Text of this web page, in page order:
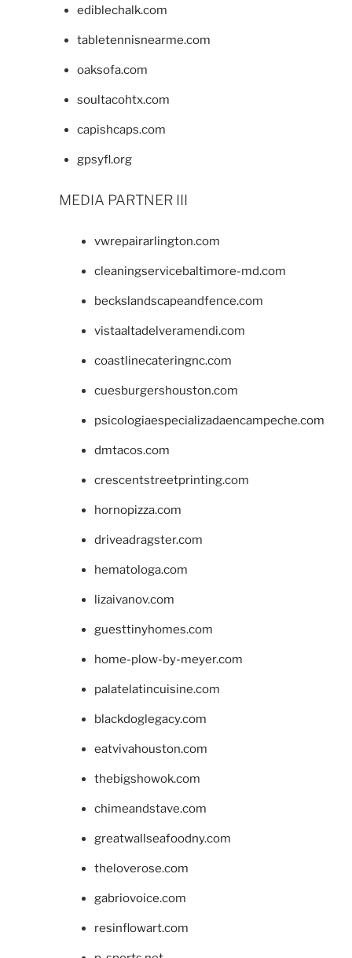
ediblechalk.com
tabletennisnearme.com
oaksofa.com
soultacohtx.com
capishcaps.com
gpsyfl.org
MEDIA PARTNER III
vwrepairarlington.com
cleaningservicebaltimore-md.com
beckslandscapeandfence.com
vistaaltadelveramendi.com
coastlinecateringnc.com
cuesburgershouston.com
psicologiaespecializadaencampeche.com
dmtacos.com
crescentstreetprinting.com
hornopizza.com
driveadragster.com
hematologa.com
lizaivanov.com
guesttinyhomes.com
home-plow-by-meyer.com
palatelatincuisine.com
blackdoglegacy.com
eatvivahouston.com
thebigshowok.com
chimeandstave.com
greatwallseafoodny.com
theloverose.com
gabriovoice.com
resinflowart.com